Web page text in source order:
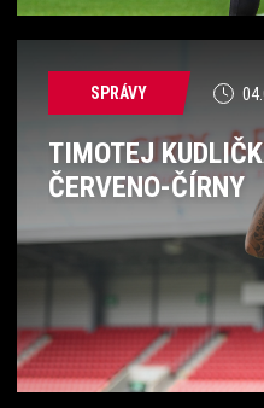
SPRÁVY
TIMOTEJ
ČERVENO-ČÍRNY